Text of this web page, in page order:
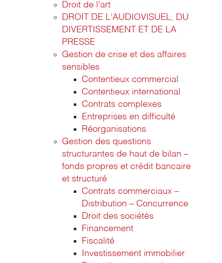
Droit de l’art
DROIT DE L’AUDIOVISUEL, DU
DIVERTISSEMENT ET DE LA
PRESSE
Gestion de crise et des affaires
sensibles
Contentieux commercial
Contentieux international
Contrats complexes
Entreprises en difficulté
Réorganisations
Gestion des questions
structurantes de haut de bilan –
fonds propres et crédit bancaire
et structuré
Contrats commerciaux –
Distribution – Concurrence
Droit des sociétés
Financement
Fiscalité
Investissement immobilier